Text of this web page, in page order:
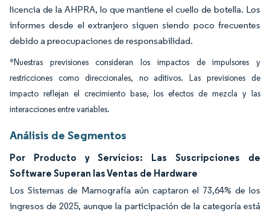
licencia de la AHPRA, lo que mantiene el cuello de botella. Los
informes desde el extranjero siguen siendo poco frecuentes
debido a preocupaciones de responsabilidad.
*Nuestras previsiones consideran los impactos de impulsores y
restricciones como direccionales, no aditivos. Las previsiones de
impacto reflejan el crecimiento base, los efectos de mezcla y las
interacciones entre variables.
Análisis de Segmentos
Por Producto y Servicios: Las Suscripciones de
Software Superan las Ventas de Hardware
Los Sistemas de Mamografía aún captaron el 73,64% de los
ingresos de 2025, aunque la participación de la categoría está